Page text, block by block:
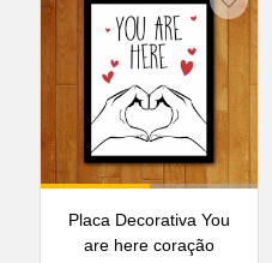
Placa Decorativa You
are here coração